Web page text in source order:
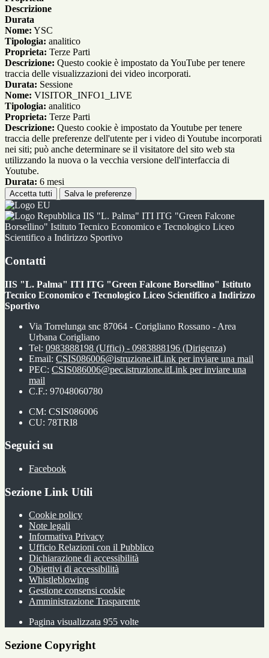
Descrizione
Durata
Nome: YSC
Tipologia: analitico
Proprieta: Terze Parti
Descrizione: Questo cookie è impostato da YouTube per tenere
traccia delle visualizzazioni dei video incorporati.
Durata: Sessione
Nome: VISITOR_INFO1_LIVE
Tipologia: analitico
Proprieta: Terze Parti
Descrizione: Questo cookie è impostato da Youtube per tenere
traccia delle preferenze dell'utente per i video di Youtube incorporati
nei siti; può anche determinare se il visitatore del sito web sta
utilizzando la nuova o la vecchia versione dell'interfaccia di
Youtube.
Durata: 6 mesi
Accetta tutti Salva le preferenze
IIS "L. Palma" ITI ITG "Green Falcone
Borsellino" Istituto Tecnico Economico e Tecnologico Liceo
Scientifico a Indirizzo Sportivo
Contatti
IIS "L. Palma" ITI ITG "Green Falcone Borsellino" Istituto
Tecnico Economico e Tecnologico Liceo Scientifico a Indirizzo
Sportivo
Via Torrelunga snc 87064 - Corigliano Rossano - Area
Urbana Corigliano
Tel: 0983888198 (Uffici) - 0983888196 (Dirigenza)
Email: CSIS086006@istruzione.itLink per inviare una mail
PEC: CSIS086006@pec.istruzione.itLink per inviare una
mail
C.F.: 97048060780
CM: CSIS086006
CU: 78TRI8
Seguici su
Facebook
Sezione Link Utili
Cookie policy
Note legali
Informativa Privacy
Ufficio Relazioni con il Pubblico
Dichiarazione di accessibilità
Obiettivi di accessibilità
Whistleblowing
Gestione consensi cookie
Amministrazione Trasparente
Pagina visualizzata 955 volte
Sezione Copyright